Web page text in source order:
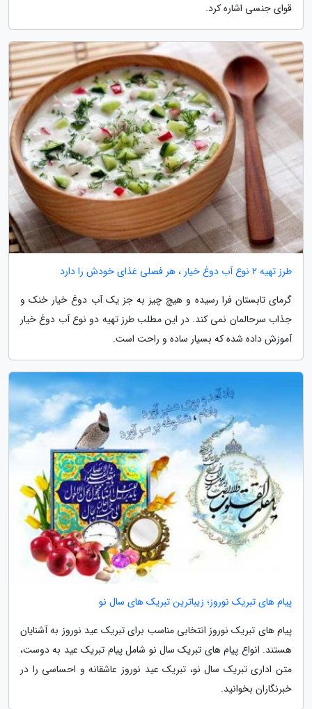
قوای جنسی اشاره کرد.
طرز تهیه 2 نوع آب دوغ خیار ، هر فصلی غذای خودش را دارد
گرمای تابستان فرا رسیده و هیچ چیز به جز یک آب دوغ خیار خنک و
جذاب سرحالمان نمی کند. در این مطلب طرز تهیه دو نوع آب دوغ خیار
آموزش داده شده که بسیار ساده و راحت است.
پیام های تبریک نوروز؛ زیباترین تبریک های سال نو
پیام های تبریک نوروز انتخابی مناسب برای تبریک عید نوروز به آشنایان
هستند. انواع پیام های تبریک سال نو شامل پیام تبریک عید به دوست،
متن اداری تبریک سال نو، تبریک عید نوروز عاشقانه و احساسی را در
خبرنگاران بخوانید.